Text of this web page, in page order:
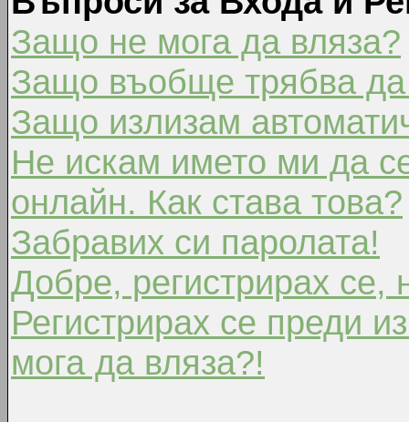
Защо не мога да вляза?
Защо въобще трябва да
Защо излизам
Не искам името ми да
онлайн. Как става това?
Забравих си паролата!
Добре, регистрирах се,
Регистрирах се преди
мога да вляза?!